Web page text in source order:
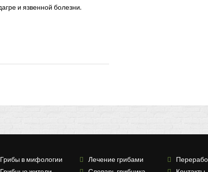
и язвенной болезни.
Грибы в мифологии
Лечение грибами